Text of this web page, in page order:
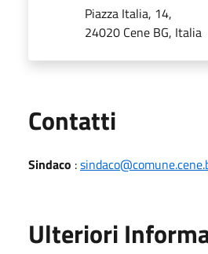
Piazza Italia, 14,
24020 Cene BG, Italia
Contatti
Sindaco :
Ulteriori